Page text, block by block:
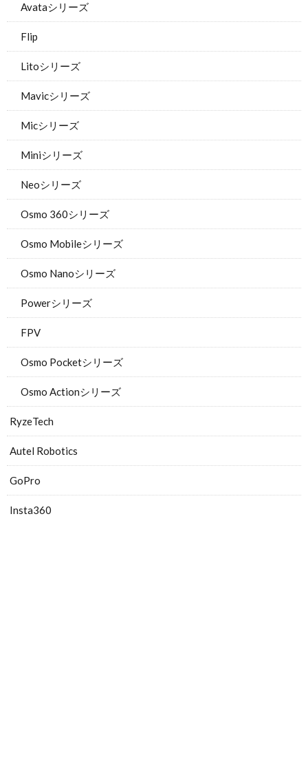
Avataシリーズ
Flip
Litoシリーズ
Mavicシリーズ
Micシリーズ
Miniシリーズ
Neoシリーズ
Osmo 360シリーズ
Osmo Mobileシリーズ
Osmo Nanoシリーズ
Powerシリーズ
FPV
Osmo Pocketシリーズ
Osmo Actionシリーズ
RyzeTech
Autel Robotics
GoPro
Insta360